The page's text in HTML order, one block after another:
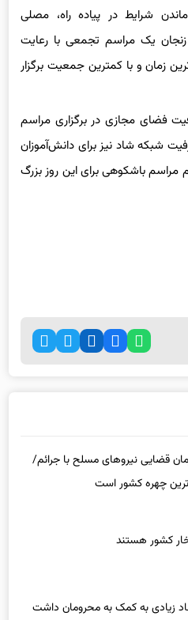
شرایط در پیاده راه، مصلی
یک مراسم تجمعی با رعایت
زمان و با کمترین جمعیت برگزار
فضای مجازی در برگزاری مراسم
شبکه شاد نیز برای دانش‌آموزان
باشکوهی برای این روز بزرگ
قضایی نیروهای مسلح با جرائم/
چهره کشور است
کشور هستند
زیادی به کمک به محرومان داشت